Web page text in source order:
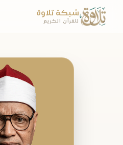
شبكة تلاوة
للقرآن الكريم